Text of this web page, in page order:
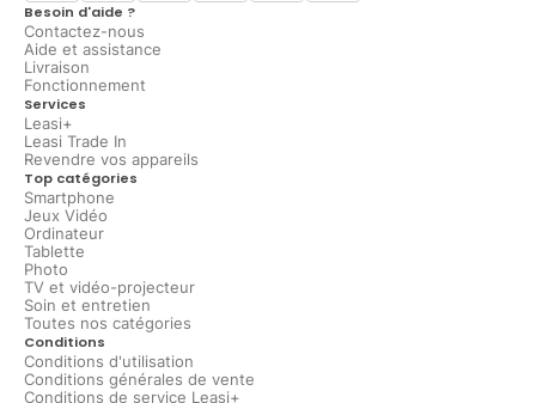
Besoin d'aide ?
Contactez-nous
Aide et assistance
Livraison
Fonctionnement
Services
Leasi+
Leasi Trade In
Revendre vos appareils
Top catégories
Smartphone
Jeux Vidéo
Ordinateur
Tablette
Photo
TV et vidéo-projecteur
Soin et entretien
Toutes nos catégories
Conditions
Conditions d'utilisation
Conditions générales de vente
Conditions de service Leasi+